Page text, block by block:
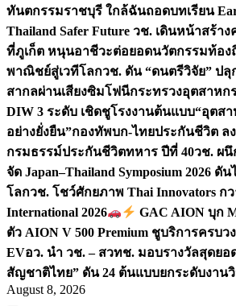
ทันตกรรมราชบุรี ใกล้ฉันถอดบทเรียน
Thailand Safer Future วช. เดินหน้าสร้า
ที่ภูเก็ต หนุนอาชีวะต่อยอดนวัตกรรมท้อง
พาณิชย์สู่เวทีโลกวช. ดัน “ดนตรีวิจัย” ป
สากลผ่านเสียงซิมโฟนีกระทรวงอุตสาหก
DIW 3 ระดับ เชิดชูโรงงานต้นแบบ“อุต
อย่างยั่งยืน”กองทัพบก-ไทยประกันชีวิต
กรมธรรม์ประกันชีวิตทหาร ปีที่ 40วช. ผนึ
จัด Japan–Thailand Symposium 2026 ดั
โลกวช. โชว์ศักยภาพ Thai Innovators กว
International 2026
GAC AION บุก
ตัว AION V 500 Premium ชูบริการครบ
EVอว. นำ วช. – สวทช. มอบรางวัลสุดยอ
สัญชาติไทย” ดัน 24 ต้นแบบยกระดับงาน
August 8, 2026